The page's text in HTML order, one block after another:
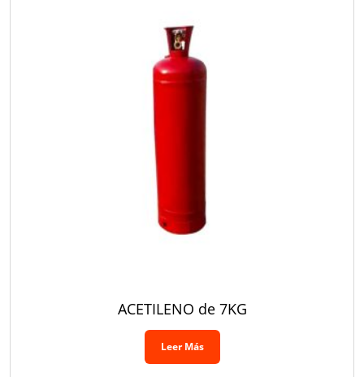
ACETILENO de 7KG
Leer Más